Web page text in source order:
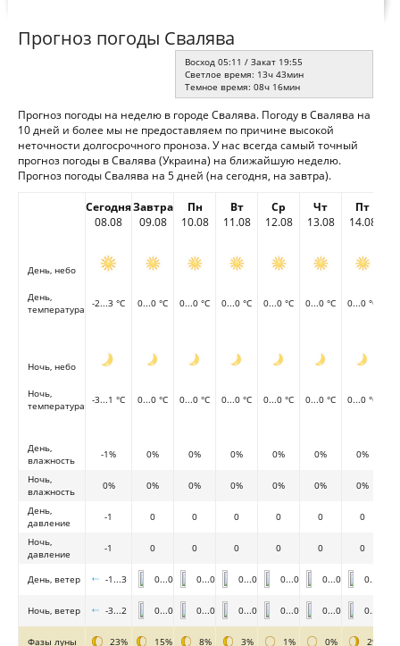
Прогноз погоды Свалява
Восход 05:11 / Закат 19:55
Светлое время: 13ч 43мин
Темное время: 08ч 16мин
Прогноз погоды на неделю в городе Свалява. Погоду в Свалява на
10 дней и более мы не предоставляем по причине высокой
неточности долгосрочного проноза. У нас всегда самый точный
прогноз погоды в Свалява (Украина) на ближайшую неделю.
Прогноз погоды Свалява на 5 дней (на сегодня, на завтра).
Сегодня
08.08
Завтра
09.08
Пн
10.08
Вт
11.08
Ср
12.08
Чт
13.08
Пт
14.08
День, небо
День,
температура
-2...3 °C 0...0 °C 0...0 °C 0...0 °C 0...0 °C 0...0 °C 0...0 °C
Ночь, небо
Ночь,
температура
-3...1 °C 0...0 °C 0...0 °C 0...0 °C 0...0 °C 0...0 °C 0...0 °C
День,
влажность
-1% 0% 0% 0% 0% 0%
0%
Ночь,
влажность
0% 0% 0% 0% 0% 0%
0%
День,
давление
-1 0 0 0 0 0
0
Ночь,
давление
-1 0 0 0 0 0 0
День, ветер -1...3 0...0 0...0 0...0 0...0 0...0 0...0
Ночь, ветер -3...2 0...0 0...0 0...0 0...0 0...0 0...0
Фазы луны 23% 15% 8% 3% 1% 0% 2%